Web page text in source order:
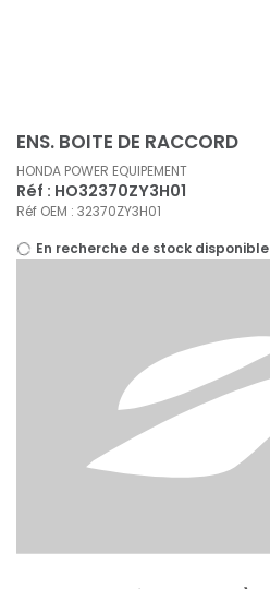
ENS. BOITE DE RACCORD
HONDA POWER EQUIPEMENT
Réf : HO32370ZY3H01
Réf OEM : 32370ZY3H01
En recherche de stock disponible